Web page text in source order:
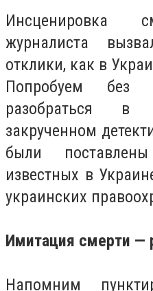
Инсценировка
журналиста
отклики, как в
Попробуем без
разобраться в
закрученном
были
известных в
украинских
Имитация смерти —
Напомним